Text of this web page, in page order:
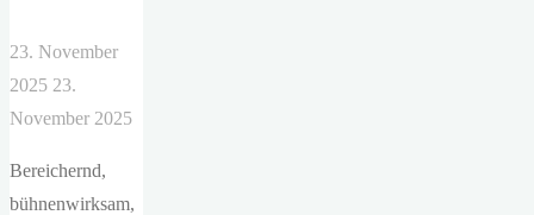
23. November
2025 23.
November 2025
Bereichernd,
bühnenwirksam,